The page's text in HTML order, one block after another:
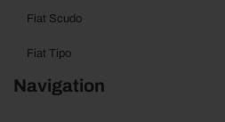
Fiat Scudo
Fiat Tipo
Navigation